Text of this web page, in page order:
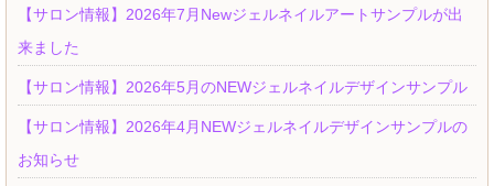
【サロン情報】2026年7月Newジェルネイルアートサンプルが出
来ました
【サロン情報】2026年5月のNEWジェルネイルデザインサンプル
【サロン情報】2026年4月NEWジェルネイルデザインサンプルの
お知らせ